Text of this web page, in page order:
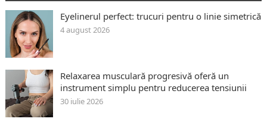
Eyelinerul perfect: trucuri pentru o linie simetrică
4 august 2026
Relaxarea musculară progresivă oferă un
instrument simplu pentru reducerea tensiunii
30 iulie 2026